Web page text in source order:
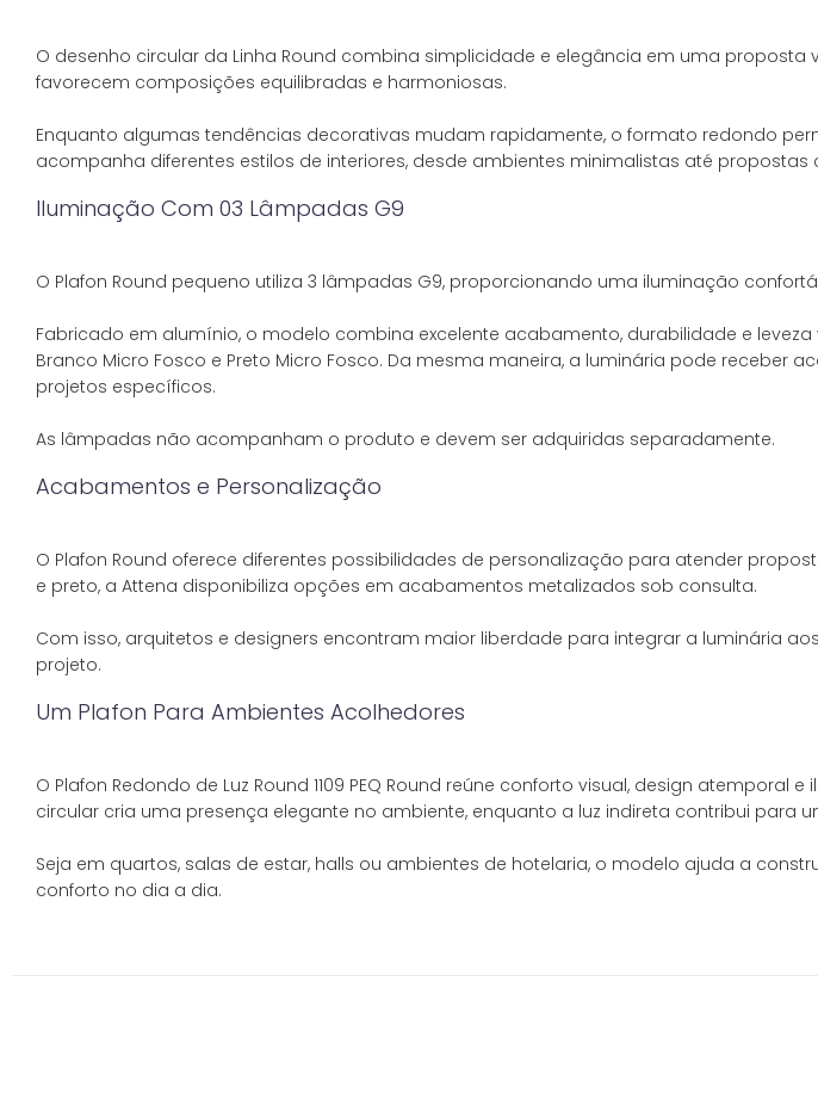
O desenho circular da Linha Round combina simplicidade e elegância em uma
favorecem composições equilibradas e harmoniosas.
Enquanto algumas tendências decorativas mudam rapidamente, o formato redondo
Iluminação Com 03 Lâmpadas G9
O Plafon Round pequeno utiliza 3 lâmpadas G9, proporcionando uma iluminação
Fabricado em alumínio, o modelo combina excelente acabamento, durabilidade e leveza
Branco Micro Fosco e Preto Micro Fosco. Da mesma maneira, a luminária pode receber
projetos específicos.
Acabamentos e Personalização
O Plafon Round oferece diferentes possibilidades de personalização para atender
e preto, a Attena disponibiliza opções em acabamentos metalizados sob consulta.
Com isso, arquitetos e designers encontram maior liberdade para integrar a luminária
Um Plafon Para Ambientes Acolhedores
O Plafon Redondo de Luz Round 1109 PEQ Round reúne conforto visual, design
circular cria uma presença elegante no ambiente, enquanto a luz indireta contribui para
Seja em quartos, salas de estar, halls ou ambientes de hotelaria, o modelo ajuda a
conforto no dia a dia.